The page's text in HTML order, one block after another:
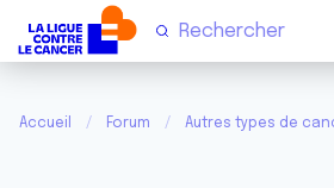
Accueil Forum Autres types de